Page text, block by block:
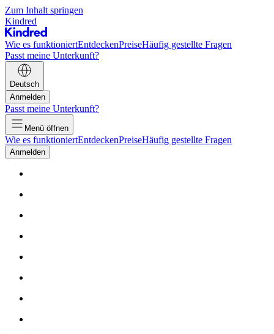
Zum Inhalt springen
Kindred
Wie es funktioniertEntdeckenPreiseHäufig gestellte Fragen
Passt meine Unterkunft?
Deutsch
Anmelden
Passt meine Unterkunft?
Menü öffnen
Wie es funktioniertEntdeckenPreiseHäufig gestellte Fragen
Anmelden